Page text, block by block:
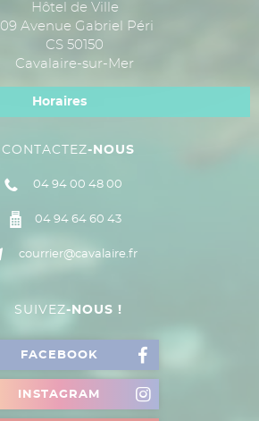
Hôtel de Ville
109 Avenue Gabriel Péri
CS 50150
Cavalaire-sur-Mer
Horaires
CONTACTEZ-NOUS
04 94 00 48 00
04 94 64 60 43
courrier@cavalaire.fr
SUIVEZ-NOUS !
FACEBOOK
INSTAGRAM